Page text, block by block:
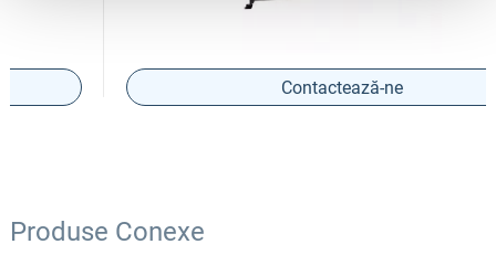
Contactează-ne
Produse Conexe